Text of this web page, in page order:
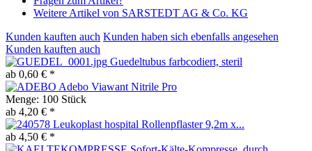
Weitere Artikel von SARSTEDT AG & Co. KG
Kunden kauften auch Kunden haben sich ebenfalls angesehen
Kunden kauften auch
Guedeltubus farbcodiert, steril
ab 0,60 € *
Adebo Viawant Nitrile Pro
Menge: 100 Stück
ab 4,20 € *
Leukoplast hospital Rollenpflaster 9,2m x...
ab 4,50 € *